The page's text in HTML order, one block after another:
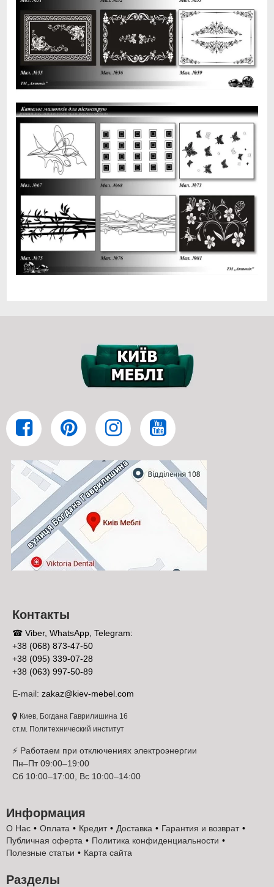
Контакты
☎ Viber, WhatsApp, Telegram:
+38 (068) 873-47-50
+38 (095) 339-07-28
+38 (063) 997-50-89
E-mail: zakaz@kiev-mebel.com
Киев, Богдана Гаврилишина 16
ст.м. Политехнический институт
⚡ Работаем при отключениях электроэнергии
Пн–Пт 09:00–19:00
Сб 10:00–17:00, Вс 10:00–14:00
Информация
О Нас Оплата Кредит Доставка
Гарантия и возврат
Публичная оферта
Политика конфиденциальности
Полезные статьи
Карта сайта
Разделы